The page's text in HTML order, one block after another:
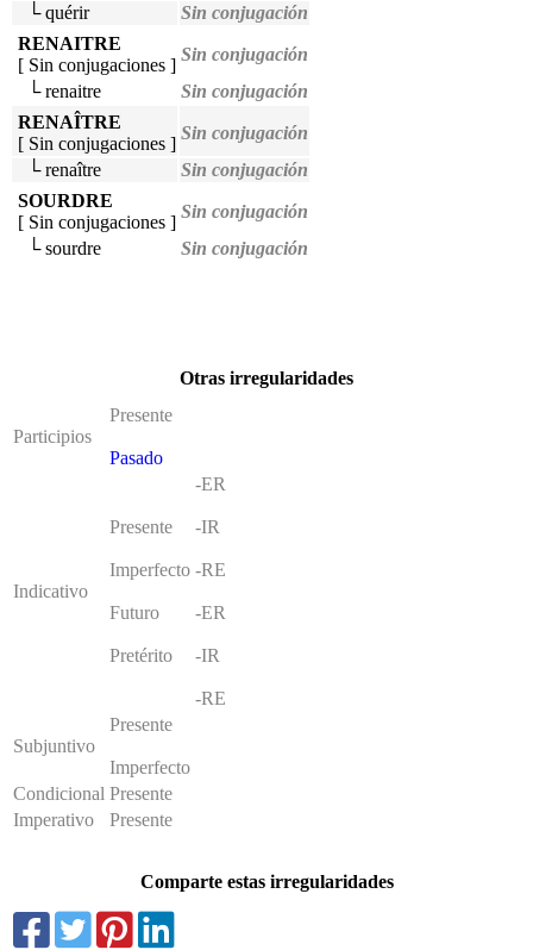
└ quérir
Sin conjugación
RENAITRE
[ Sin conjugaciones ]
Sin conjugación
└ renaitre
Sin conjugación
RENAÎTRE
[ Sin conjugaciones ]
Sin conjugación
└ renaître
Sin conjugación
SOURDRE
[ Sin conjugaciones ]
Sin conjugación
└ sourdre
Sin conjugación
Otras irregularidades
Participios
Presente
Pasado
Indicativo
Presente
Imperfecto
Futuro
Pretérito
-ER
-IR
-RE
-ER
-IR
-RE
Subjuntivo
Presente
Imperfecto
Condicional Presente
Imperativo
Presente
Comparte estas irregularidades